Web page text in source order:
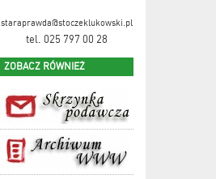
staraprawda@stoczeklukowski.pl
tel. 025 797 00 28
ZOBACZ RÓWNIEŻ